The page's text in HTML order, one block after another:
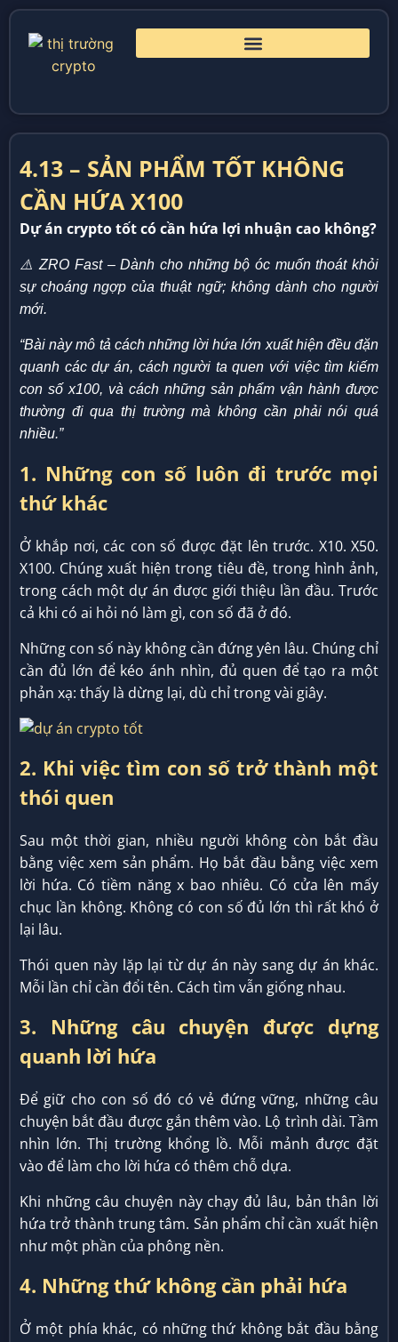
4.13 – SẢN PHẨM TỐT KHÔNG
CẦN HỨA X100
Dự án crypto tốt có cần hứa lợi nhuận cao không?
⚠️ ZRO Fast – Dành cho những bộ óc muốn thoát khỏi
sự choáng ngợp của thuật ngữ; không dành cho người
mới.
“Bài này mô tả cách những lời hứa lớn xuất hiện đều đặn
quanh các dự án, cách người ta quen với việc tìm kiếm
con số x100, và cách những sản phẩm vận hành được
thường đi qua thị trường mà không cần phải nói quá
nhiều.”
1. Những con số luôn đi trước mọi
thứ khác
Ở khắp nơi, các con số được đặt lên trước. X10. X50.
X100. Chúng xuất hiện trong tiêu đề, trong hình ảnh,
trong cách một dự án được giới thiệu lần đầu. Trước
cả khi có ai hỏi nó làm gì, con số đã ở đó.
Những con số này không cần đứng yên lâu. Chúng chỉ
cần đủ lớn để kéo ánh nhìn, đủ quen để tạo ra một
phản xạ: thấy là dừng lại, dù chỉ trong vài giây.
2. Khi việc tìm con số trở thành một
thói quen
Sau một thời gian, nhiều người không còn bắt đầu
bằng việc xem sản phẩm. Họ bắt đầu bằng việc xem
lời hứa. Có tiềm năng x bao nhiêu. Có cửa lên mấy
chục lần không. Không có con số đủ lớn thì rất khó ở
lại lâu.
Thói quen này lặp lại từ dự án này sang dự án khác.
Mỗi lần chỉ cần đổi tên. Cách tìm vẫn giống nhau.
3. Những câu chuyện được dựng
quanh lời hứa
Để giữ cho con số đó có vẻ đứng vững, những câu
chuyện bắt đầu được gắn thêm vào. Lộ trình dài. Tầm
nhìn lớn. Thị trường khổng lồ. Mỗi mảnh được đặt
vào để làm cho lời hứa có thêm chỗ dựa.
Khi những câu chuyện này chạy đủ lâu, bản thân lời
hứa trở thành trung tâm. Sản phẩm chỉ cần xuất hiện
như một phần của phông nền.
4. Những thứ không cần phải hứa
Ở một phía khác, có những thứ không bắt đầu bằng